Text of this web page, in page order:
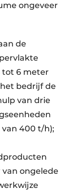
ongeveer
de
tot 6 meter
bedrijf de
van drie
400 t/h);
ongelede